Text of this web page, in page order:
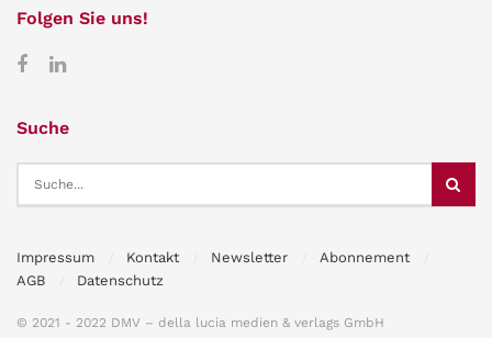
Folgen Sie uns!
Suche
Impressum Kontakt Newsletter
Abonnement
AGB
Datenschutz
© 2021 - 2022 DMV – della lucia medien & verlags GmbH